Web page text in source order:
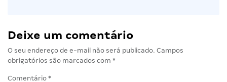
Deixe um comentário
O seu endereço de e-mail não será publicado. Campos
obrigatórios são marcados com *
Comentário *